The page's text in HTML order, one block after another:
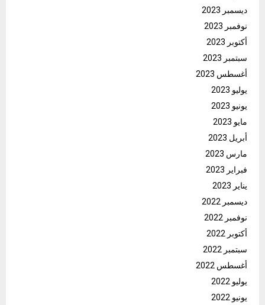
ديسمبر 2023
نوفمبر 2023
أكتوبر 2023
سبتمبر 2023
أغسطس 2023
يوليو 2023
يونيو 2023
مايو 2023
أبريل 2023
مارس 2023
فبراير 2023
يناير 2023
ديسمبر 2022
نوفمبر 2022
أكتوبر 2022
سبتمبر 2022
أغسطس 2022
يوليو 2022
يونيو 2022